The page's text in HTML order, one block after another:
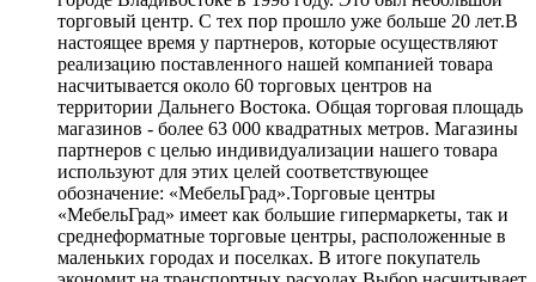
торговый центр. С тех пор прошло уже больше 20 лет.В
настоящее время у партнеров, которые осуществляют
реализацию поставленного нашей компанией товара
насчитывается около 60 торговых центров на
территории Дальнего Востока. Общая торговая площадь
магазинов - более 63 000 квадратных метров. Магазины
партнеров с целью индивидуализации нашего товара
используют для этих целей соответствующее
обозначение: «МебельГрад».Торговые центры
«МебельГрад» имеет как большие гипермаркеты, так и
среднеформатные торговые центры, расположенные в
маленьких городах и поселках. В итоге покупатель